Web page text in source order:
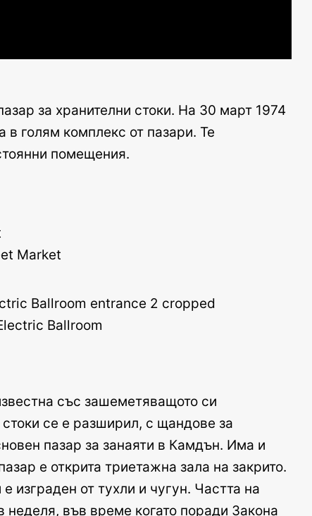
за хранителни стоки. На 30 март 1974
в голям комплекс от пазари. Те
помещения.
Market
Ballroom
със зашеметяващото си
се е разширил, с щандове за
пазар за занаяти в Камдън. Има и
е открита триетажна зала на закрито.
изграден от тухли и чугун. Частта на
неделя, във време когато поради Закона